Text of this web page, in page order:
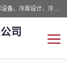
四川美柯冷冻库安装工程有限公司一家以冷库机组、冷库设备、冷库设计、冷冻库设备销售、冷库安装、冻库安装价格及技术服务为一体的综合企业，咨询热线：同等设备材料优惠10% 。公司各种类型安装组合式冷库、冷冻库、冷藏库、气调保鲜库、并提供成套设备供应、安装与调试、维护与维修、技术咨询、操作维修人员技术培训等
司